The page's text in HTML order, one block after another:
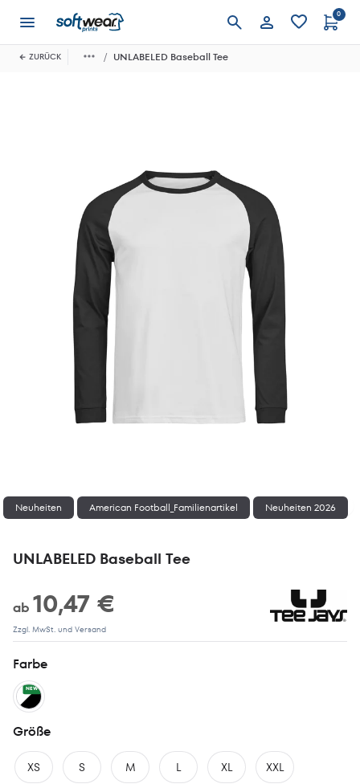
Anmelden
0
ZURÜCK UNLABELED Baseball Tee
1 / 4
Neuheiten American Football_Familienartikel Neuheiten 2026
UNLABELED Baseball Tee
ab 10,47 €
Zzgl. MwSt. und Versand
Farbe
NEW
Größe
XS S M L XL XXL